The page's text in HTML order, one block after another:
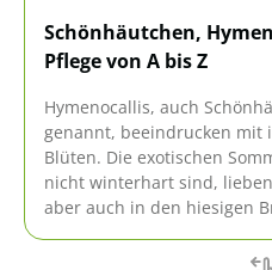
Schönhäutchen,
Pflege von A bis Z
Hymenocallis, auch
genannt, beeindrucken mit
Blüten. Die exotischen
nicht winterhart sind,
aber auch in den hiesigen
einfach sind. Wir verraten